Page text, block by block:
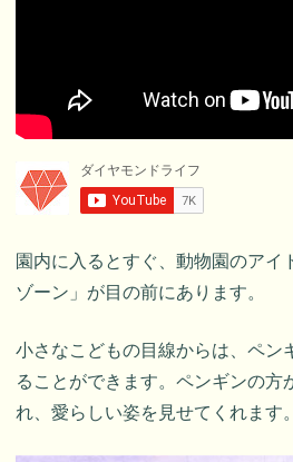
園内に入るとすぐ、動物園のアイ
ゾーン」が目の前にあります。
小さなこどもの目線からは、ペン
ることができます。ペンギンの方
れ、愛らしい姿を見せてくれます。